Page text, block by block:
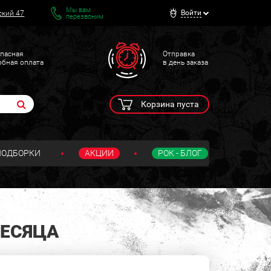
47
Мы вам
перезвоним
Войти
оплата
Отправка
в день заказа
Корзина пуста
АКЦИИ РОК - БЛОГ